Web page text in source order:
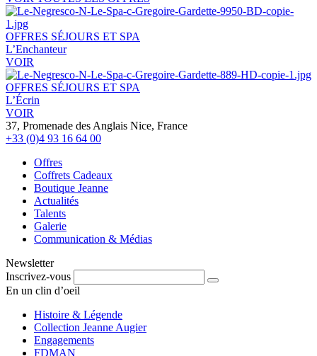
OFFRES SÉJOURS ET SPA
L’Enchanteur
VOIR
OFFRES SÉJOURS ET SPA
L’Écrin
VOIR
37, Promenade des Anglais Nice, France
+33 (0)4 93 16 64 00
Offres
Coffrets Cadeaux
Boutique Jeanne
Actualités
Talents
Galerie
Communication & Médias
Newsletter
Inscrivez-vous
En un clin d’oeil
Histoire & Légende
Collection Jeanne Augier
Engagements
FDMAN